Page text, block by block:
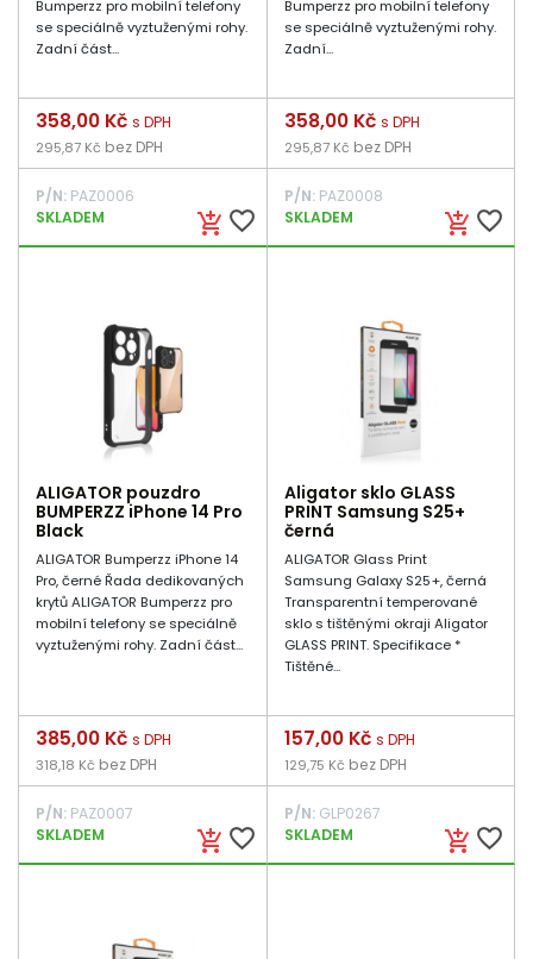
Bumperzz pro mobilní telefony
se speciálně vyztuženými rohy.
Zadní část...
add_shopping_cart favorite_border
Cena
358,00 Kč s DPH
295,87 Kč bez DPH
P/N: PAZ0006
SKLADEM
Bumperzz pro mobilní telefony
se speciálně vyztuženými rohy.
Zadní...
add_shopping_cart favorite_border
Cena
358,00 Kč s DPH
295,87 Kč bez DPH
P/N:PAZ0008
SKLADEM
ALIGATOR pouzdro
BUMPERZZ iPhone 14 Pro
Black
ALIGATOR Bumperzz iPhone 14
Pro, černé Řada dedikovaných
krytů ALIGATOR Bumperzz pro
mobilní telefony se speciálně
vyztuženými rohy. Zadní část...
add_shopping_cart favorite_border
Cena
385,00 Kč s DPH
318,18 Kč bez DPH
P/N: PAZ0007
SKLADEM
Aligator sklo GLASS
PRINT Samsung S25+
černá
ALIGATOR Glass Print
Samsung Galaxy S25+, černá
Transparentní temperované
sklo s tištěnými okraji Aligator
GLASS PRINT. Specifikace *
Tištěné...
add_shopping_cart favorite_border
Cena
157,00 Kč s DPH
129,75 Kč bez DPH
P/N:GLP0267
SKLADEM